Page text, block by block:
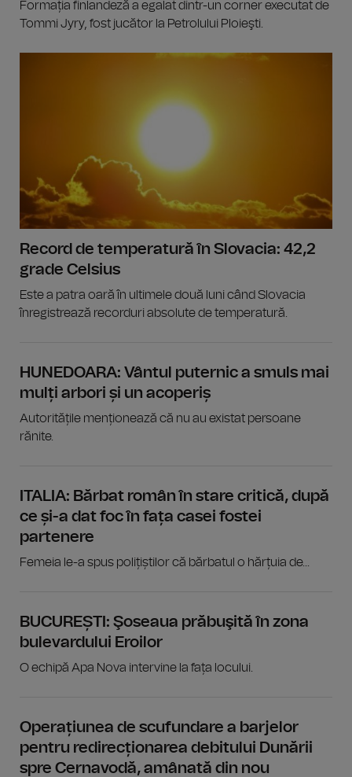
Formația finlandeză a egalat dintr-un corner executat de
Tommi Jyry, fost jucător la Petrolului Ploieşti.
Record de temperatură în Slovacia: 42,2
grade Celsius
Este a patra oară în ultimele două luni când Slovacia
înregistrează recorduri absolute de temperatură.
HUNEDOARA: Vântul puternic a smuls mai
mulți arbori și un acoperiș
Autoritățile menționează că nu au existat persoane
rănite.
ITALIA: Bărbat român în stare critică, după
ce și-a dat foc în fața casei fostei
partenere
Femeia le-a spus polițiștilor că bărbatul o hărțuia de...
BUCUREȘTI: Şoseaua prăbuşită în zona
bulevardului Eroilor
O echipă Apa Nova intervine la fața locului.
Operațiunea de scufundare a barjelor
pentru redirecționarea debitului Dunării
spre Cernavodă, amânată din nou